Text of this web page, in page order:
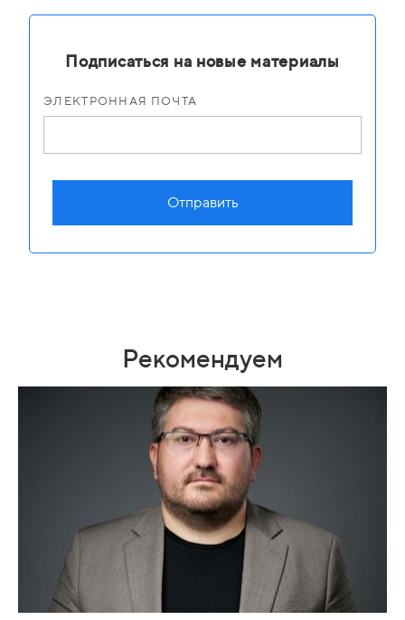
Подписаться на новые материалы
ЭЛЕКТРОННАЯ ПОЧТА
Отправить
Рекомендуем